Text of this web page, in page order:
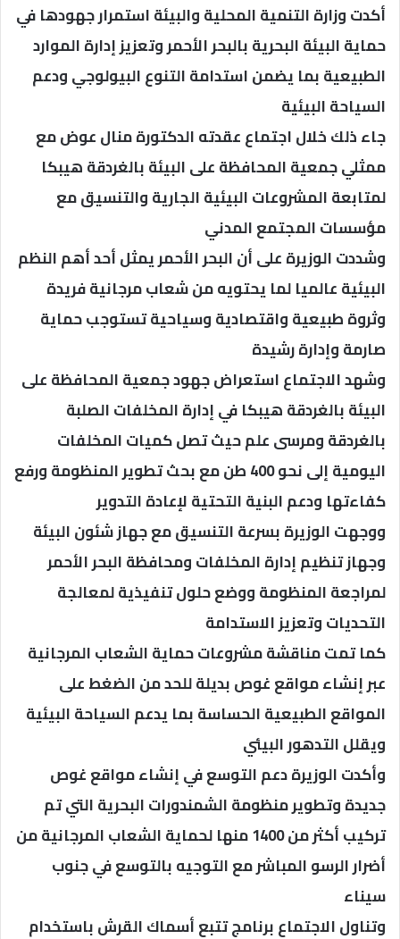
أكدت وزارة التنمية المحلية والبيئة استمرار جهودها في
حماية البيئة البحرية بالبحر الأحمر وتعزيز إدارة الموارد
الطبيعية بما يضمن استدامة التنوع البيولوجي ودعم
السياحة البيئية
جاء ذلك خلال اجتماع عقدته الدكتورة منال عوض مع
ممثلي جمعية المحافظة على البيئة بالغردقة هيبكا
لمتابعة المشروعات البيئية الجارية والتنسيق مع
مؤسسات المجتمع المدني
وشددت الوزيرة على أن البحر الأحمر يمثل أحد أهم النظم
البيئية عالميا لما يحتويه من شعاب مرجانية فريدة
وثروة طبيعية واقتصادية وسياحية تستوجب حماية
صارمة وإدارة رشيدة
وشهد الاجتماع استعراض جهود جمعية المحافظة على
البيئة بالغردقة هيبكا في إدارة المخلفات الصلبة
بالغردقة ومرسى علم حيث تصل كميات المخلفات
اليومية إلى نحو 400 طن مع بحث تطوير المنظومة ورفع
كفاءتها ودعم البنية التحتية لإعادة التدوير
ووجهت الوزيرة بسرعة التنسيق مع جهاز شئون البيئة
وجهاز تنظيم إدارة المخلفات ومحافظة البحر الأحمر
لمراجعة المنظومة ووضع حلول تنفيذية لمعالجة
التحديات وتعزيز الاستدامة
كما تمت مناقشة مشروعات حماية الشعاب المرجانية
عبر إنشاء مواقع غوص بديلة للحد من الضغط على
المواقع الطبيعية الحساسة بما يدعم السياحة البيئية
ويقلل التدهور البيئي
وأكدت الوزيرة دعم التوسع في إنشاء مواقع غوص
جديدة وتطوير منظومة الشمندورات البحرية التي تم
تركيب أكثر من 1400 منها لحماية الشعاب المرجانية من
أضرار الرسو المباشر مع التوجيه بالتوسع في جنوب
سيناء
وتناول الاجتماع برنامج تتبع أسماك القرش باستخدام